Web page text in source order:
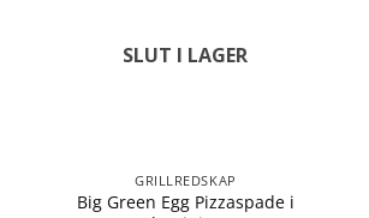
SLUT I LAGER
GRILLREDSKAP
Big Green Egg Pizzaspade i